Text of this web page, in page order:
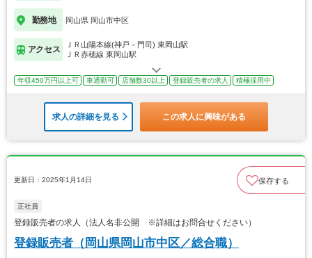
勤務地 岡山県 岡山市中区
アクセス
ＪＲ山陽本線(神戸－門司) 東岡山駅
ＪＲ赤穂線 東岡山駅
年収450万円以上可 車通勤可 店舗数30以上 登録販売者の求人 積極採用中
求人の詳細を見る この求人に興味がある
更新日：2025年1月14日 保存する
正社員
登録販売者の求人（法人名非公開 ※詳細はお問合せください）
登録販売者（岡山県岡山市中区／総合職）